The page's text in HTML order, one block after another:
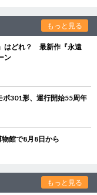
もっと見る
はどれ？ 最新作『永遠
ン
301形、運行開始55周年
館で8月8日から
もっと見る